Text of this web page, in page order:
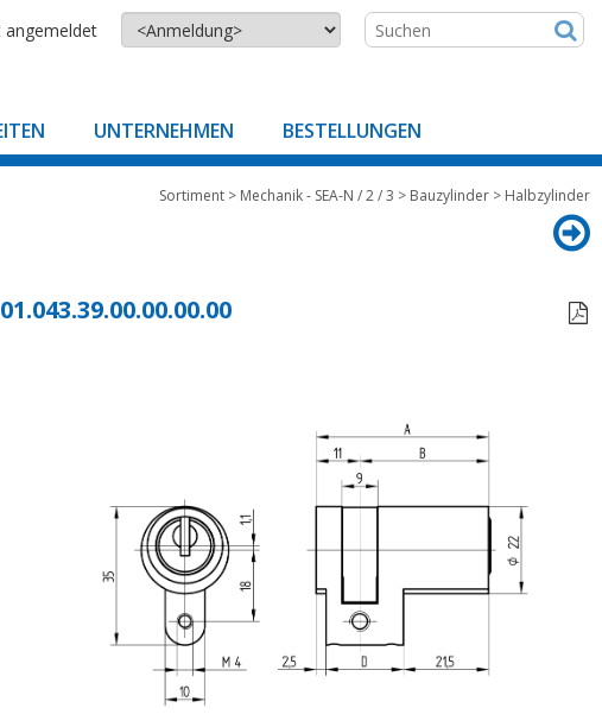
angemeldet
UNTERNEHMEN BESTELLUNGEN
Sortiment > Mechanik - SEA-N / 2 / 3 > Bauzylinder > Halbzylinder
01.043.39.00.00.00.00
